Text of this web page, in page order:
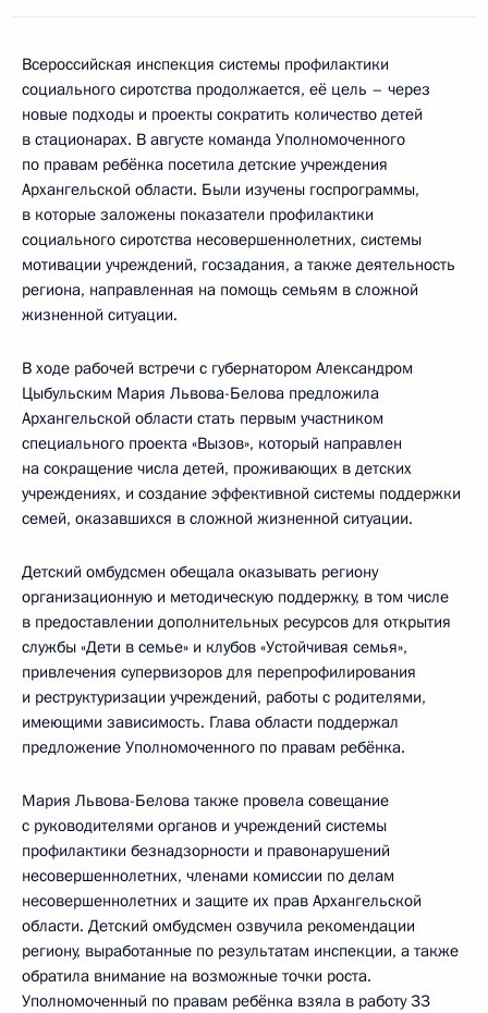
Всероссийская инспекция системы профилактики
социального сиротства продолжается, её цель – через
новые подходы и проекты сократить количество детей
в стационарах. В августе команда Уполномоченного
по правам ребёнка посетила детские учреждения
Архангельской области. Были изучены госпрограммы,
в которые заложены показатели профилактики
социального сиротства несовершеннолетних, системы
мотивации учреждений, госзадания, а также деятельность
региона, направленная на помощь семьям в сложной
жизненной ситуации.
В ходе рабочей встречи с губернатором Александром
Цыбульским Мария Львова-Белова предложила
Архангельской области стать первым участником
специального проекта «Вызов», который направлен
на сокращение числа детей, проживающих в детских
учреждениях, и создание эффективной системы поддержки
семей, оказавшихся в сложной жизненной ситуации.
Детский омбудсмен обещала оказывать региону
организационную и методическую поддержку, в том числе
в предоставлении дополнительных ресурсов для открытия
службы «Дети в семье» и клубов «Устойчивая семья»,
привлечения супервизоров для перепрофилирования
и реструктуризации учреждений, работы с родителями,
имеющими зависимость. Глава области поддержал
предложение Уполномоченного по правам ребёнка.
Мария Львова-Белова также провела совещание
с руководителями органов и учреждений системы
профилактики безнадзорности и правонарушений
несовершеннолетних, членами комиссии по делам
несовершеннолетних и защите их прав Архангельской
области. Детский омбудсмен озвучила рекомендации
региону, выработанные по результатам инспекции, а также
обратила внимание на возможные точки роста.
Уполномоченный по правам ребёнка взяла в работу 33